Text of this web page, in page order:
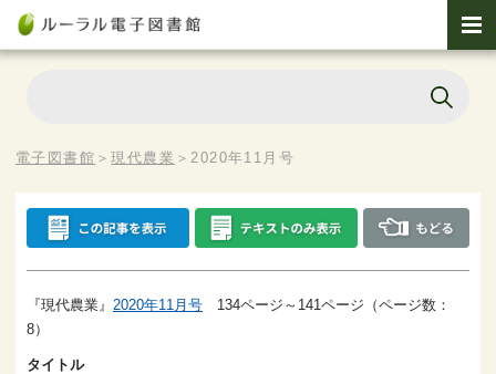
電子図書館 ＞現代農業 ＞2020年11月号
『現代農業』 2020年11月号 134ページ～141ページ（ページ数：
8）
タイトル